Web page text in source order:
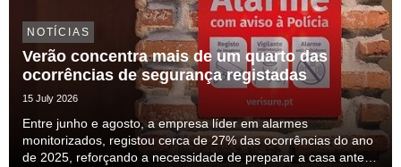
NOTÍCIAS
Verão concentra mais de um quarto das
ocorrências de segurança registadas
15 July 2026
Entre junho e agosto, a empresa líder em alarmes
monitorizados, registou cerca de 27% das ocorrências do ano
de 2025, reforçando a necessidade de preparar a casa antes